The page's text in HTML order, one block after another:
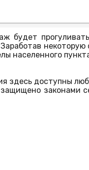
будет
некоторую
населенного
здесь доступны
законами